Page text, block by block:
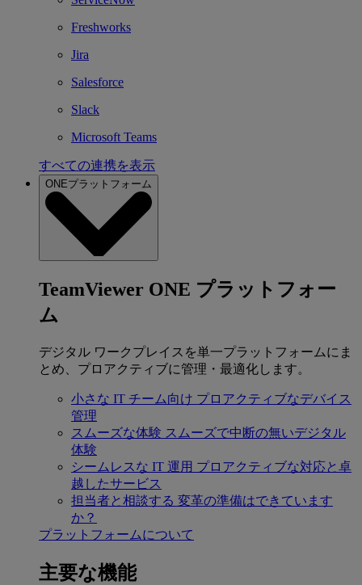
Freshworks
Jira
Salesforce
Slack
Microsoft Teams
すべての連携を表示
ONEプラットフォーム
TeamViewer ONE プラットフォー
ム
デジタル ワークプレイスを単一プラットフォームにま
とめ、プロアクティブに管理・最適化します。
小さな IT チーム向け プロアクティブなデバイス
管理
スムーズな体験 スムーズで中断の無いデジタル
体験
シームレスな IT 運用 プロアクティブな対応と卓
越したサービス
担当者と相談する 変革の準備はできています
か？
プラットフォームについて
主要な機能